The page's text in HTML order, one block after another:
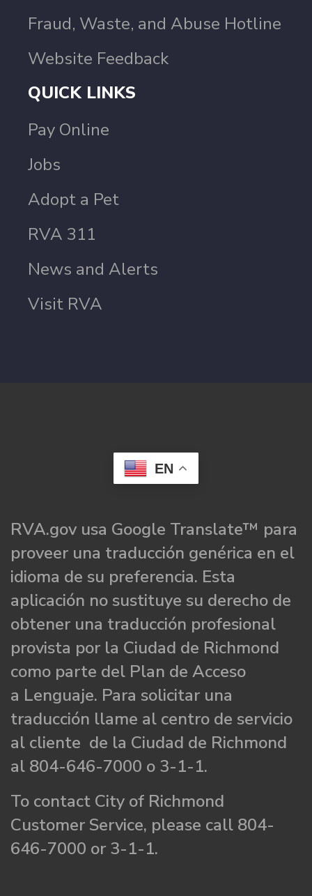
Fraud, Waste, and Abuse Hotline
Website Feedback
QUICK LINKS
Pay Online
Jobs
Adopt a Pet
RVA 311
News and Alerts
Visit RVA
EN
RVA.gov usa Google Translate™ para
proveer una traducción genérica en el
idioma de su preferencia. Esta
aplicación no sustituye su derecho de
obtener una traducción profesional
provista por la Ciudad de Richmond
como parte del Plan de Acceso
a Lenguaje. Para solicitar una
traducción llame al centro de servicio
al cliente de la Ciudad de Richmond
al 804-646-7000 o 3-1-1.
To contact City of Richmond
Customer Service, please call 804-
646-7000 or 3-1-1.